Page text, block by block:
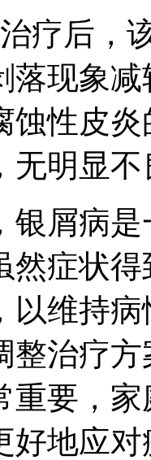
疗后，
落现象
蚀性皮
无明显
银屑病
然症状
以维持
整治疗
重要，
好地应对